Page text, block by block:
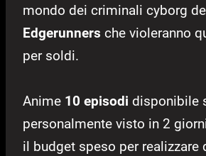
mondo dei criminali cyborg
Edgerunners che violeranno
per soldi.
Anime 10 episodi disponibile
personalmente visto in 2
il budget speso per realizzare